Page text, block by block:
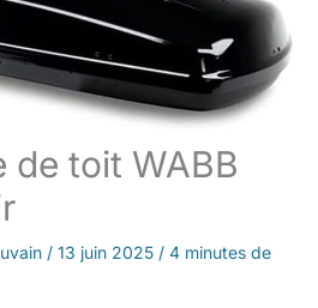
de toit WABB
/ 13 juin 2025 / 4 minutes de